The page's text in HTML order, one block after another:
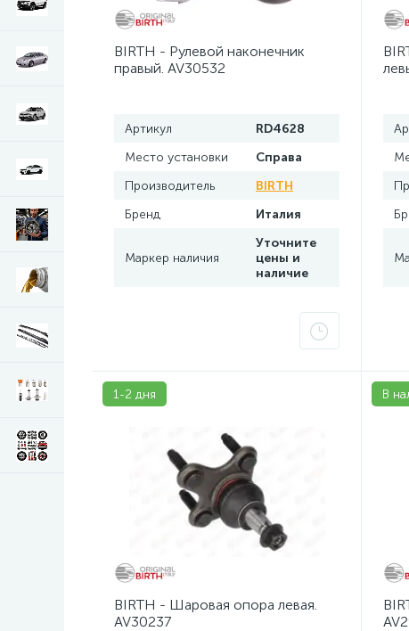
Тяги рулевые Honda CR-V 3 RE Тяги
Шаровые опоры Skoda Superb 3V B8
BIRTH - Рулевой наконечник
правый. AV30532
Артикул
RD4628
Место установки
Справа
Производитель
BIRTH
Бренд
Италия
Маркер наличия
Уточните
цены и
наличие
1-2 дня
BIRTH - Шаровая опора левая.
AV30237
В